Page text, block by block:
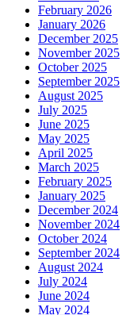
February 2026
January 2026
December 2025
November 2025
October 2025
September 2025
August 2025
July 2025
June 2025
May 2025
April 2025
March 2025
February 2025
January 2025
December 2024
November 2024
October 2024
September 2024
August 2024
July 2024
June 2024
May 2024